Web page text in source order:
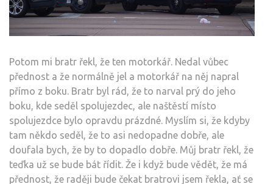
Potom mi bratr řekl, že ten motorkář. Nedal vůbec
přednost a že normálně jel a motorkář na něj napral
přímo z boku. Bratr byl rád, že to narval prý do jeho
boku, kde seděl spolujezdec, ale naštěstí místo
spolujezdce bylo opravdu prázdné. Myslím si, že kdyby
tam někdo seděl, že to asi nedopadne dobře, ale
doufala bych, že by to dopadlo dobře. Můj bratr řekl, že
teďka už se bude bát řídit. Že i když bude vědět, že má
přednost, že raději bude čekat bratrovi jsem řekla, ať se